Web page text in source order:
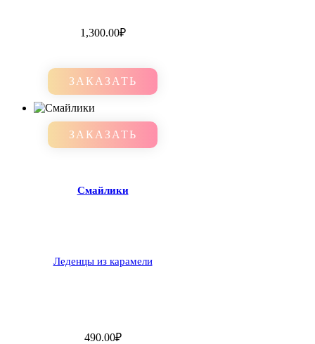
1,300.00₽
ЗАКАЗАТЬ
ЗАКАЗАТЬ
Смайлики
Леденцы из карамели
490.00₽